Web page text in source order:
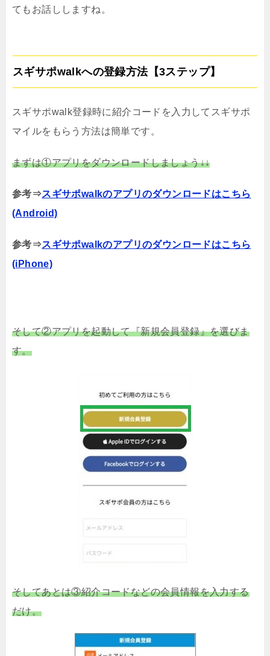
てもお話ししますね。
スギサポwalkへの登録方法【3ステップ】
スギサポwalk登録時に紹介コードを入力してスギサポ
マイルをもらう方法は簡単です。
まずは①アプリをダウンロードしましょう↓↓
参考⇒スギサポwalkのアプリのダウンロードはこちら
(Android)
参考⇒スギサポwalkのアプリのダウンロードはこちら
(iPhone)
そして②アプリを起動して『新規会員登録』を選びま
す。
そしてあとは③紹介コードなどの会員情報を入力する
だけ。